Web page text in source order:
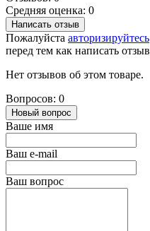
Средняя оценка: 0
Написать отзыв
Пожалуйста авторизируйтесь
перед тем как написать отзыв
Нет отзывов об этом товаре.
Вопросов: 0
Новый вопрос
Ваше имя
Ваш e-mail
Ваш вопрос